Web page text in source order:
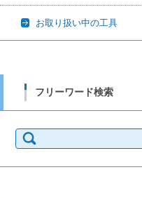
お取り扱い中の工具
フリーワード検索
索: